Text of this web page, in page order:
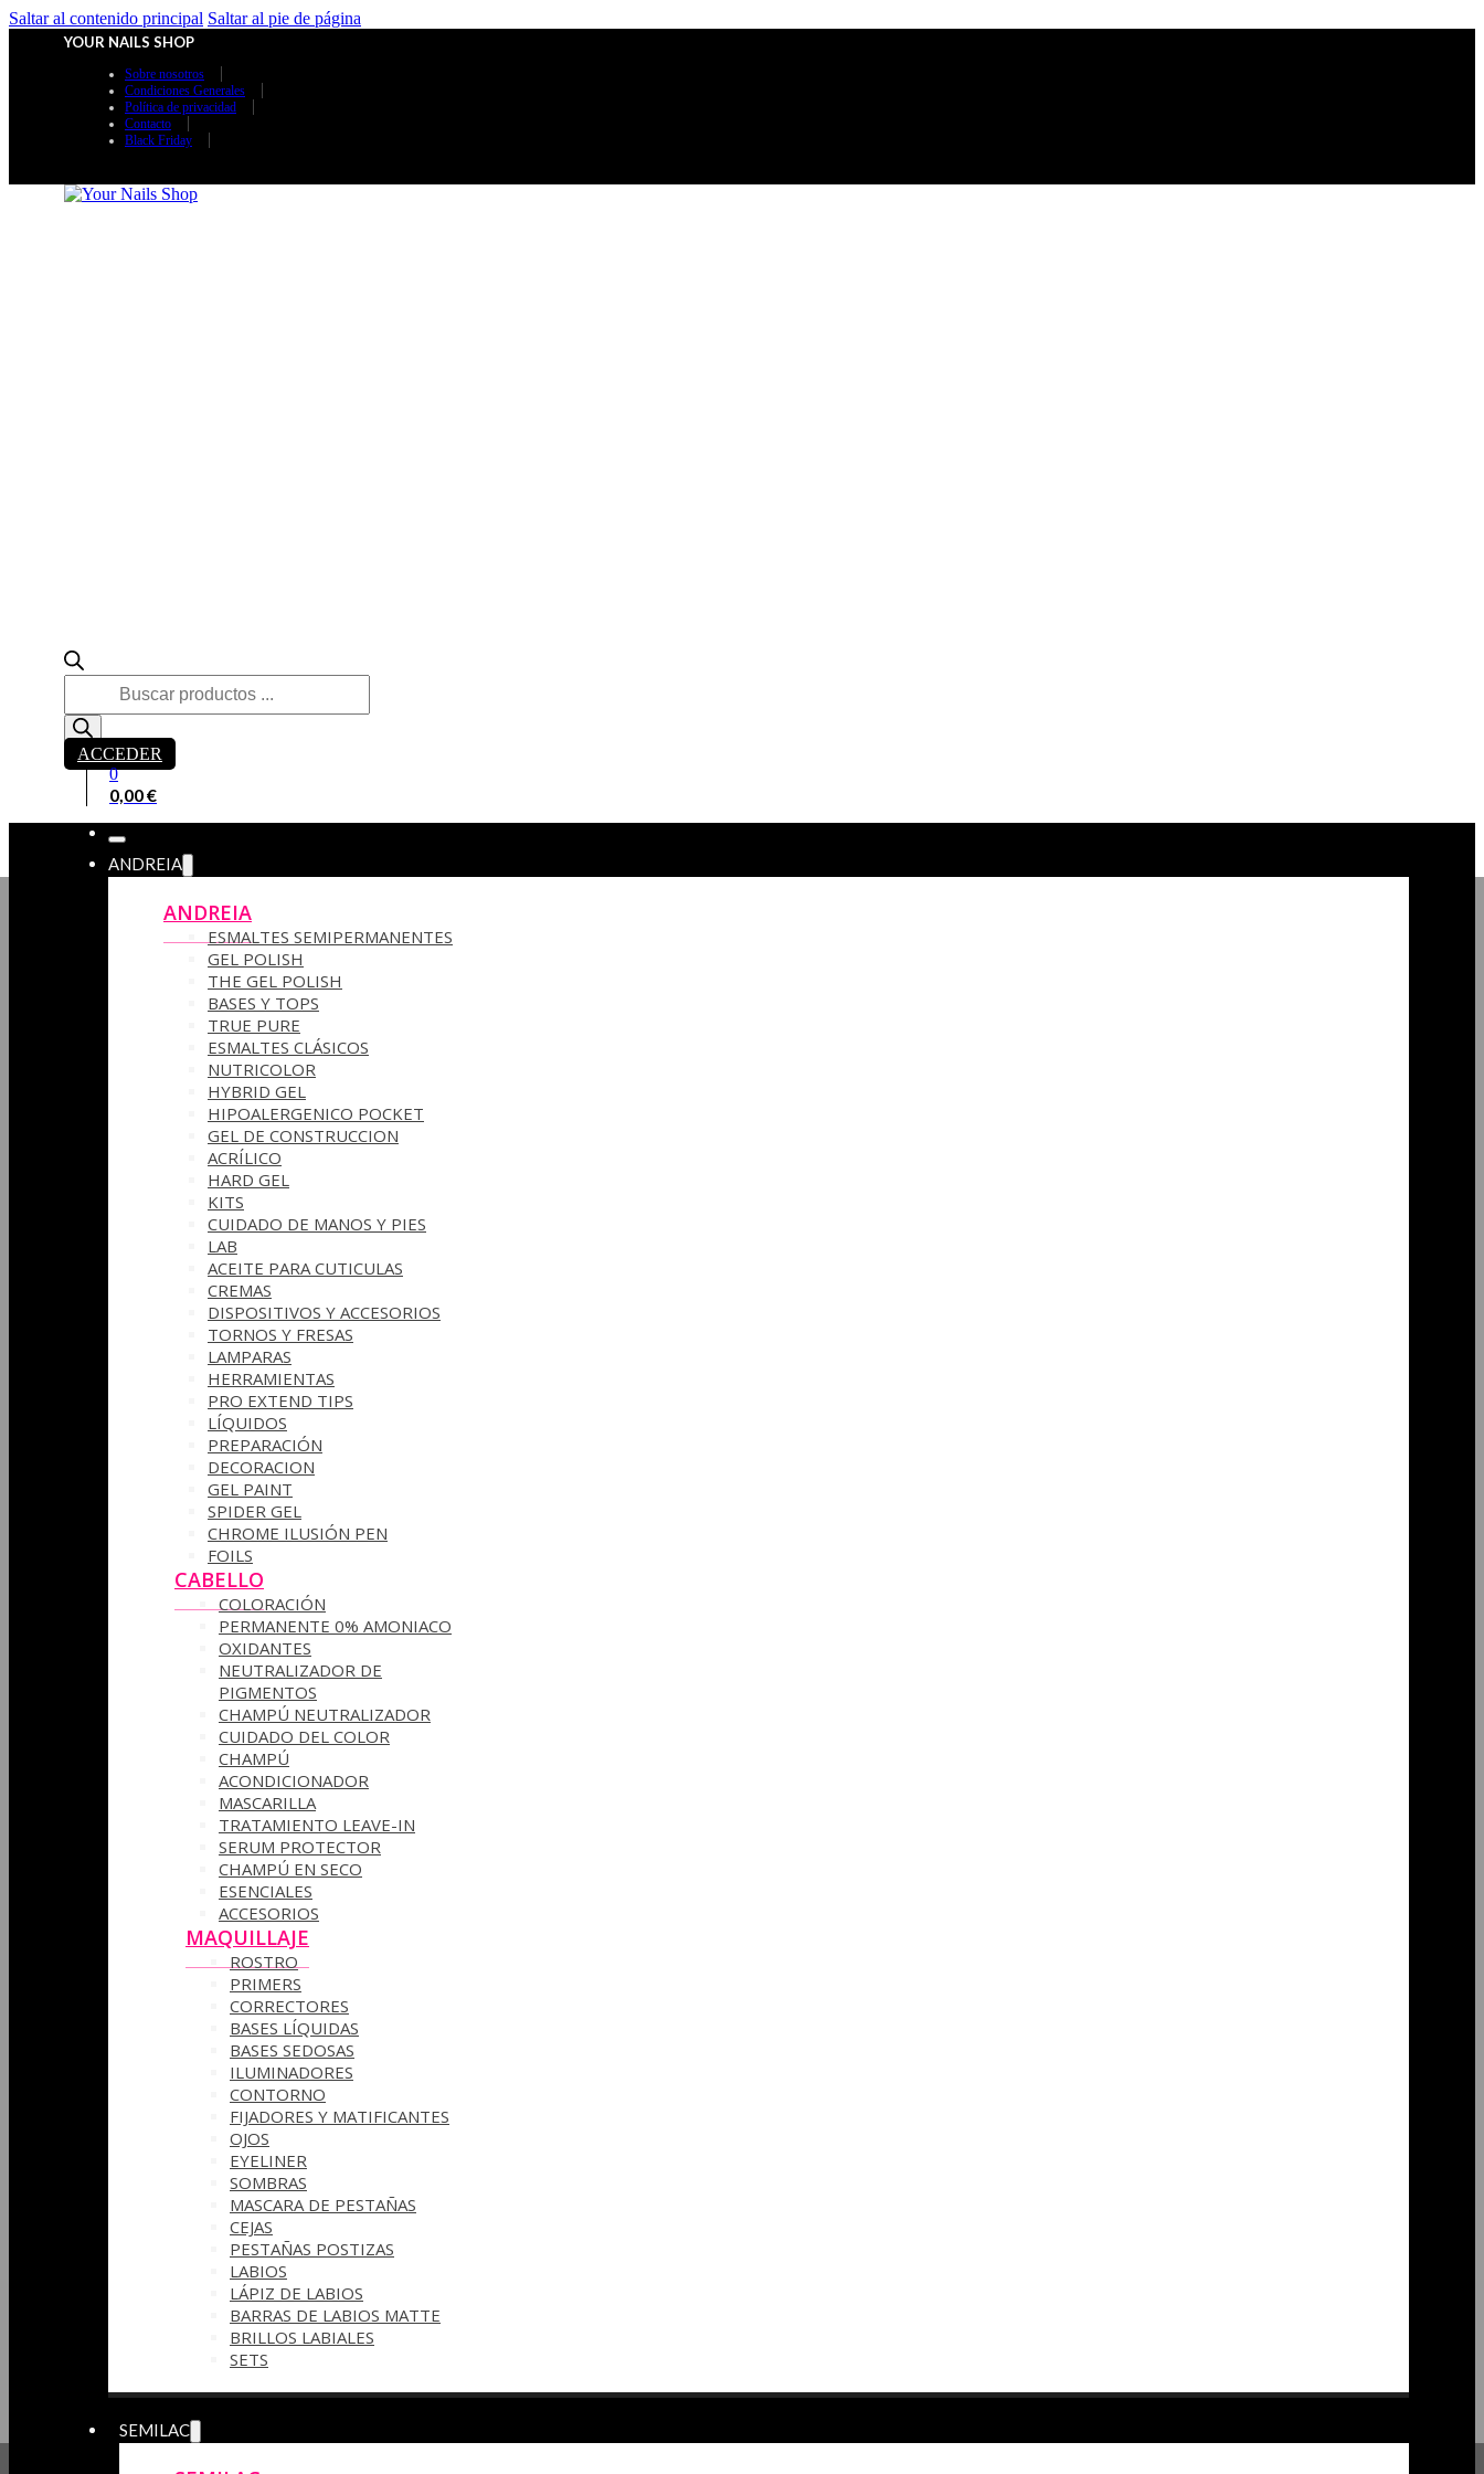
Saltar al contenido principal Saltar al pie de página
YOUR NAILS SHOP
Sobre nosotros
Condiciones Generales
Política de privacidad
Contacto
Black Friday
Búsqueda
productos
ACCEDER
0
0,00€
ANDREIA
ANDREIA
ESMALTES SEMIPERMANENTES
GEL POLISH
THE GEL POLISH
BASES Y‎ TOPS
TRUE PURE
ESMALTES CLÁSICOS
NUTRICOLOR
HYBRID GEL
HIPOALERGENICO POCKET
GEL DE CONSTRUCCION
ACRÍLICO
HARD GEL
KITS
CUIDADO DE MANOS Y PIES
LAB
ACEITE PARA CUTICULAS
CREMAS
DISPOSITIVOS Y ACCESORIOS
TORNOS Y FRESAS
LAMPARAS
HERRAMIENTAS
PRO EXTEND TIPS
LÍQUIDOS
PREPARACIÓN
DECORACION
GEL PAINT
SPIDER GEL
CHROME ILUSIÓN PEN
FOILS
CABELLO
COLORACIÓN
PERMANENTE 0% AMONIACO
OXIDANTES
NEUTRALIZADOR DE
PIGMENTOS
CHAMPÚ NEUTRALIZADOR
CUIDADO DEL COLOR
CHAMPÚ
ACONDICIONADOR
MASCARILLA
TRATAMIENTO LEAVE-IN
SERUM PROTECTOR
CHAMPÚ EN SECO
ESENCIALES
ACCESORIOS
MAQUILLAJE
ROSTRO
PRIMERS
CORRECTORES
BASES LÍQUIDAS
BASES SEDOSAS
ILUMINADORES
CONTORNO
FIJADORES Y MATIFICANTES
OJOS
EYELINER
SOMBRAS
MASCARA DE PESTAÑAS
CEJAS
PESTAÑAS POSTIZAS
LABIOS
LÁPIZ DE LABIOS
BARRAS DE LABIOS MATTE
BRILLOS LABIALES
SETS
SEMILAC